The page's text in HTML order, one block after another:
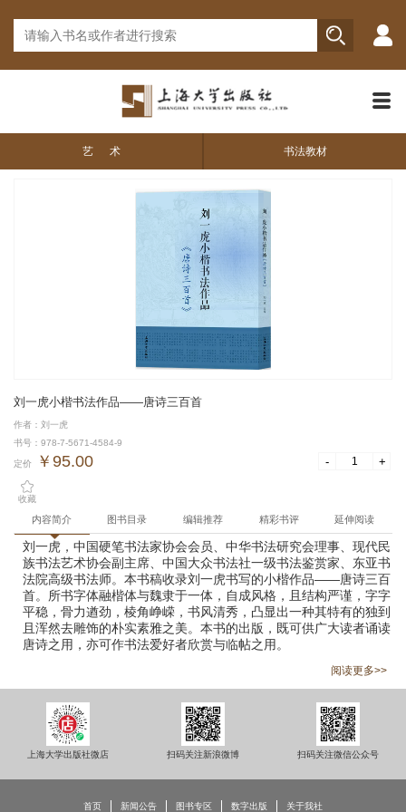
艺 术 书法教材
刘一虎小楷书法作品——唐诗三百首
作者：刘一虎
书号：978-7-5671-4584-9
定价 ￥95.00 - +
收藏
内容简介 图书目录 编辑推荐 精彩书评 延伸阅读
刘一虎，中国硬笔书法家协会会员、中华书法研究会理事、现代民
族书法艺术协会副主席、中国大众书法社一级书法鉴赏家、东亚书
法院高级书法师。本书稿收录刘一虎书写的小楷作品——唐诗三百
首。所书字体融楷体与魏隶于一体，自成风格，且结构严谨，字字
平稳，骨力遒劲，棱角峥嵘，书风清秀，凸显出一种其特有的独到
且浑然去雕饰的朴实素雅之美。本书的出版，既可供广大读者诵读
唐诗之用，亦可作书法爱好者欣赏与临帖之用。
阅读更多>>
上海大学出版社微店 扫码关注新浪微博 扫码关注微信公众号
首页 新闻公告 图书专区 数字出版 关于我社